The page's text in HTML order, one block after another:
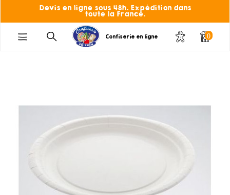
Devis en ligne sous 48h. Expédition dans
toute la France.
Confiserie en ligne 0